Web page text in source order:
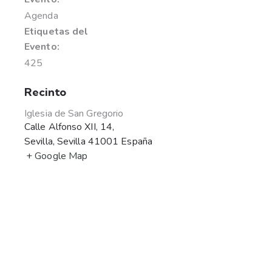
Agenda
Etiquetas del
Evento:
425
Recinto
Iglesia de San Gregorio
Calle Alfonso XII, 14,
Sevilla, Sevilla 41001 España
+ Google Map